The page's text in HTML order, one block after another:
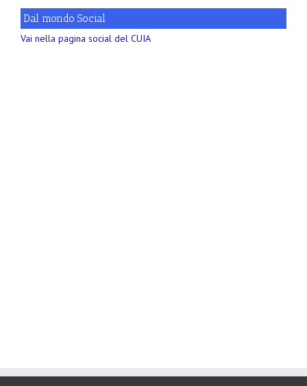
Dal mondo Social
Vai nella pagina social del CUIA